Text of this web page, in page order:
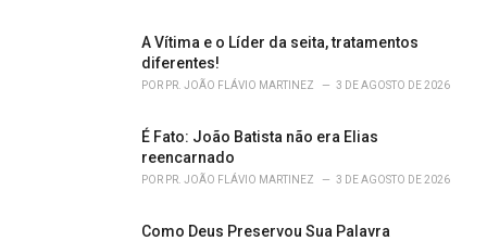
A Vítima e o Líder da seita, tratamentos
diferentes!
POR PR. JOÃO FLÁVIO MARTINEZ 3 DE AGOSTO DE 2026
É Fato: João Batista não era Elias
reencarnado
POR PR. JOÃO FLÁVIO MARTINEZ 3 DE AGOSTO DE 2026
Como Deus Preservou Sua Palavra